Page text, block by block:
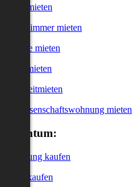
Haus mieten
WG-Zimmer mieten
Garage mieten
Büro mieten
Kurzzeitmieten
Genossenschaftswohnung mieten
Eigentum:
Wohnung kaufen
Haus kaufen